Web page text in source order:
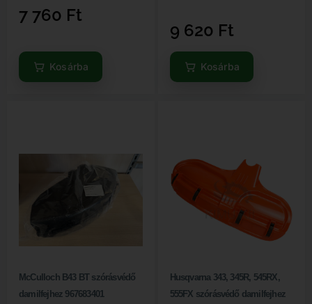
7 760 Ft
Kosárba
9 620 Ft
Kosárba
McCulloch B43 BT szórásvédő
damilfejhez 967683401
Husqvarna 343, 345R, 545RX,
555FX szórásvédő damilfejhez